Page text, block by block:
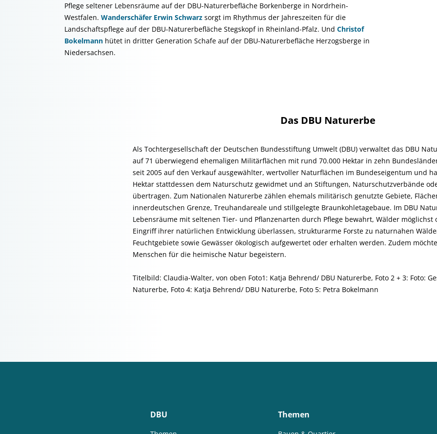
Pflege seltener Lebensräume auf der DBU-Naturerbefläche Borkenberge in Nordrhein-
Westfalen. Wanderschäfer Erwin Schwarz sorgt im Rhythmus der Jahreszeiten für die
Landschaftspflege auf der DBU-Naturerbefläche Stegskopf in Rheinland-Pfalz. Und Christof
Bokelmann hütet in dritter Generation Schafe auf der DBU-Naturerbefläche Herzogsberge in
Niedersachsen.
Das DBU Naturerbe
Als Tochtergesellschaft der Deutschen Bundesstiftung Umwelt (DBU) verwaltet das DBU
auf 71 überwiegend ehemaligen Militärflächen mit rund 70.000 Hektar in zehn
seit 2005 auf den Verkauf ausgewählter, wertvoller Naturflächen im Bundeseigentum und
Hektar stattdessen dem Naturschutz gewidmet und an Stiftungen, Naturschutzverbände
übertragen. Zum Nationalen Naturerbe zählen ehemals militärisch genutzte Gebiete,
innerdeutschen Grenze, Treuhandareale und stillgelegte Braunkohletagebaue. Im DBU
Lebensräume mit seltenen Tier- und Pflanzenarten durch Pflege bewahrt, Wälder möglichst
Eingriff ihrer natürlichen Entwicklung überlassen, strukturarme Forste zu naturnahen
Feuchtgebiete sowie Gewässer ökologisch aufgewertet oder erhalten werden. Zudem
Menschen für die heimische Natur begeistern.
Titelbild: Claudia-Walter, von oben Foto1: Katja Behrend/ DBU Naturerbe, Foto 2 + 3: Foto:
Naturerbe, Foto 4: Katja Behrend/ DBU Naturerbe, Foto 5: Petra Bokelmann
DBU Themen